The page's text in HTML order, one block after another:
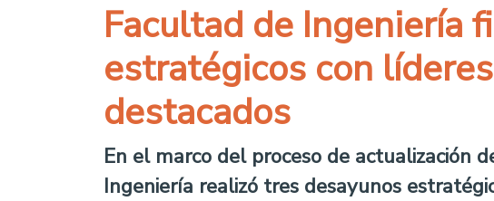
Facultad de Ingeniería
estratégicos con
destacados
En el marco del proceso de actualización
Ingeniería realizó tres desayunos